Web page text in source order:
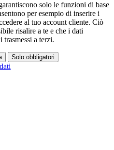
solo le funzioni di base
per esempio di inserire i
al tuo account cliente. Ciò
risalire a te e che i dati
trasmessi a terzi.
Solo obbligatori